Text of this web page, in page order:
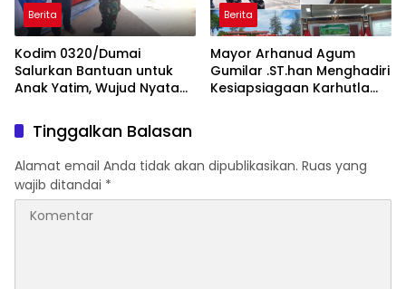
Berita
Kodim 0320/Dumai
Salurkan Bantuan untuk
Anak Yatim, Wujud Nyata
Masyarakat
Berita
Mayor Arhanud Agum
Gumilar .ST.han Menghadiri
Kesiapsiagaan Karhutla
Tinggalkan Balasan
Alamat email Anda tidak akan dipublikasikan. Ruas yang
wajib ditandai *